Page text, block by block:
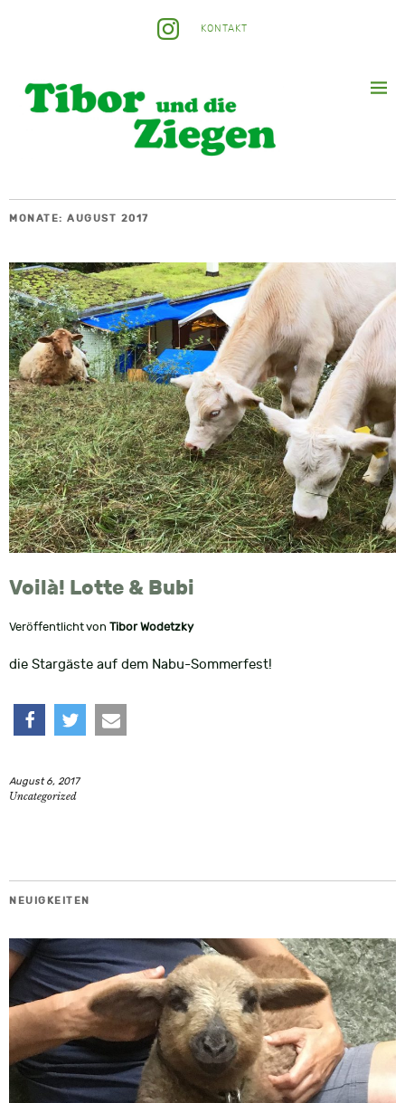
KONTAKT
MONATE: AUGUST 2017
Voilà! Lotte & Bubi
Veröffentlicht von Tibor Wodetzky
die Stargäste auf dem Nabu-Sommerfest!
August 6, 2017
Uncategorized
NEUIGKEITEN